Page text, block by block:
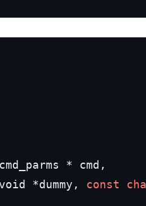
* cmd,
*dummy,
const